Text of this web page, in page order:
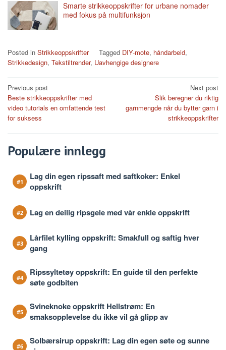
Smarte strikkeoppskrifter for urbane nomader
med fokus på multifunksjon
Posted in Strikkeoppskrifter Tagged DIY-mote, håndarbeid,
Strikkedesign, Tekstiltrender, Uavhengige designere
Post
navigation
Previous post
Beste strikkeoppskrifter med
video tutorials en omfattende test
for suksess
Next post
Slik beregner du riktig
garnmengde når du bytter garn i
strikkeoppskrifter
Populære innlegg
Lag din egen ripssaft med saftkoker: Enkel
oppskrift
Lag en deilig ripsgele med vår enkle oppskrift
Lårfilet kylling oppskrift: Smakfull og saftig hver
gang
Ripssyltetøy oppskrift: En guide til den perfekte
søte godbiten
Svineknoke oppskrift Hellstrøm: En
smaksopplevelse du ikke vil gå glipp av
Solbærsirup oppskrift: Lag din egen søte og sunne